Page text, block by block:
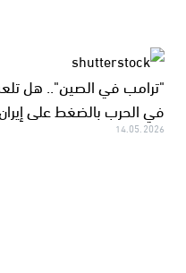
"ترامب في الصين".. هل
في الحرب بالضغط على
14.05.2026